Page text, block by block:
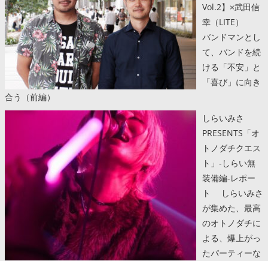
Vol.2】×武田信
幸（LITE）
バンドマンとし
て、バンドを続
ける「不安」と
「喜び」に向き
合う（前編）
しらいみさ
PRESENTS「オ
トノダチクエス
ト」-しらい無
装備編-レポー
ト しらいみさ
が集めた、最高
のオトノダチに
よる、爆上がっ
たパーティーな